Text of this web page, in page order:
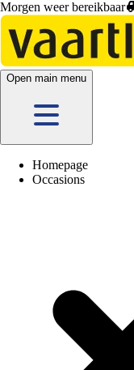
Morgen weer bereikbaar
Open main menu
Homepage
Occasions